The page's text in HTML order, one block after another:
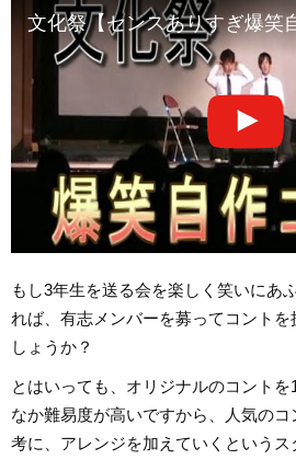
文化祭【センスありすぎ爆笑
もし3年生を送る会を楽しく笑いにあ
れば、有志メンバーを募ってコント
しょうか？
とはいっても、オリジナルのコント
なか難易度が高いですから、人気の
考に、アレンジを加えていくというス